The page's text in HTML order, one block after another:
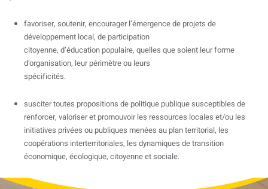
favoriser, soutenir, encourager l’émergence de projets de
développement local, de participation
citoyenne, d’éducation populaire, quelles que soient leur forme
d’organisation, leur périmètre ou leurs
spécificités.
susciter toutes propositions de politique publique susceptibles de
renforcer, valoriser et promouvoir les ressources locales et/ou les
initiatives privées ou publiques menées au plan territorial, les
coopérations interterritoriales, les dynamiques de transition
économique, écologique, citoyenne et sociale.